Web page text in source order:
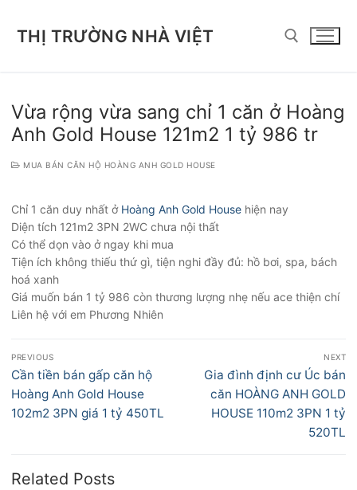
THỊ TRƯỜNG NHÀ VIỆT
Vừa rộng vừa sang chỉ 1 căn ở Hoàng
Anh Gold House 121m2 1 tỷ 986 tr
MUA BÁN CĂN HỘ HOÀNG ANH GOLD HOUSE
Chỉ 1 căn duy nhất ở Hoàng Anh Gold House hiện nay
Diện tích 121m2 3PN 2WC chưa nội thất
Có thể dọn vào ở ngay khi mua
Tiện ích không thiếu thứ gì, tiện nghi đầy đủ: hồ bơi, spa, bách
hoá xanh
Giá muốn bán 1 tỷ 986 còn thương lượng nhẹ nếu ace thiện chí
Liên hệ với em Phương Nhiên
Điều
hướng
bài
viết
PREVIOUS
Previous
post:
Cần tiền bán gấp căn hộ
Hoàng Anh Gold House
102m2 3PN giá 1 tỷ 450TL
NEXT
Next
post:
Gia đình định cư Úc bán
căn HOÀNG ANH GOLD
HOUSE 110m2 3PN 1 tỷ
520TL
Related Posts